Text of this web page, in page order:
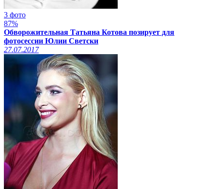
3 фото
87%
Обворожительная Татьяна Котова позирует для
фотосессии Юлии Светски
27.07.2017